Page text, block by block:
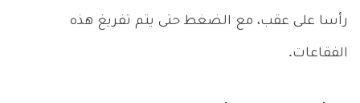
رأسا على عقب، مع الضغط حتى يتم تفريغ هذه
الفقاعات.